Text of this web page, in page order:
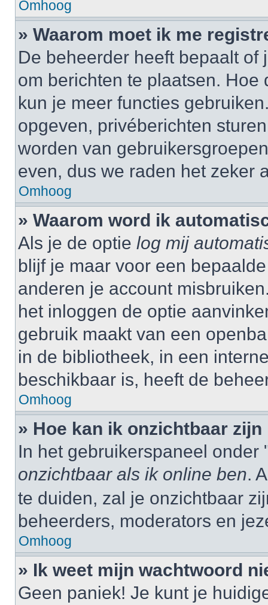
Omhoog
» Waarom moet ik me
De beheerder heeft bepaalt
om berichten te plaatsen.
kun je meer functies
opgeven, privéberichten
worden van
even, dus we raden het zeker
Omhoog
» Waarom word ik
Als je de optie log mij
blijf je maar voor een
anderen je account
het inloggen de optie
gebruik maakt van een
in de bibliotheek, in een
beschikbaar is, heeft de
Omhoog
» Hoe kan ik onzichtbaar
In het gebruikerspaneel
onzichtbaar als ik online ben.
te duiden, zal je onzichtbaar
beheerders, moderators en
Omhoog
» Ik weet mijn wachtwoord
Geen paniek! Je kunt je